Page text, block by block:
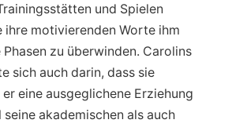
und Spielen
ihre motivierenden Worte ihm
zu überwinden. Carolins
sich auch darin, dass sie
eine ausgeglichene Erziehung
akademischen als auch